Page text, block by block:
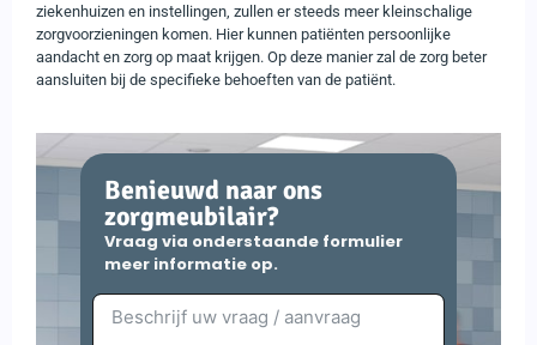
ziekenhuizen en instellingen, zullen er steeds meer kleinschalige
zorgvoorzieningen komen. Hier kunnen patiënten persoonlijke
aandacht en zorg op maat krijgen. Op deze manier zal de zorg beter
aansluiten bij de specifieke behoeften van de patiënt.
Benieuwd naar ons
zorgmeubilair?
Vraag via onderstaande formulier
meer informatie op.